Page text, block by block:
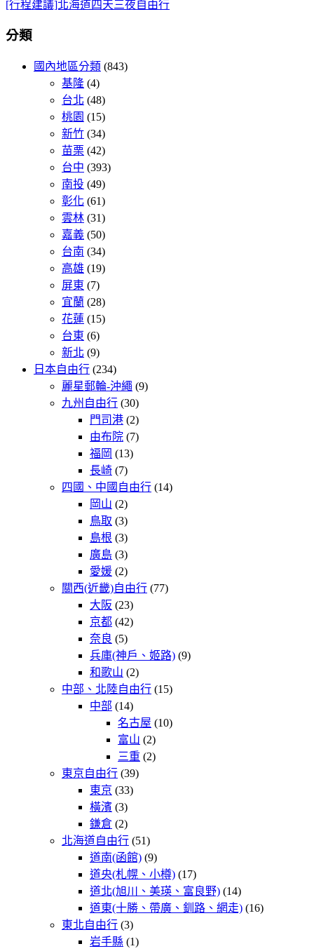
[行程建議]北海道四天三夜自由行
分類
國內地區分類 (843)
基隆 (4)
台北 (48)
桃園 (15)
新竹 (34)
苗栗 (42)
台中 (393)
南投 (49)
彰化 (61)
雲林 (31)
嘉義 (50)
台南 (34)
高雄 (19)
屏東 (7)
宜蘭 (28)
花蓮 (15)
台東 (6)
新北 (9)
日本自由行 (234)
麗星郵輪-沖繩 (9)
九州自由行 (30)
門司港 (2)
由布院 (7)
福岡 (13)
長崎 (7)
四國、中國自由行 (14)
岡山 (2)
鳥取 (3)
島根 (3)
廣島 (3)
愛媛 (2)
關西(近畿)自由行 (77)
大阪 (23)
京都 (42)
奈良 (5)
兵庫(神戶、姬路) (9)
和歌山 (2)
中部、北陸自由行 (15)
中部 (14)
名古屋 (10)
富山 (2)
三重 (2)
東京自由行 (39)
東京 (33)
橫濱 (3)
鎌倉 (2)
北海道自由行 (51)
道南(函館) (9)
道央(札幌、小樽) (17)
道北(旭川、美瑛、富良野) (14)
道東(十勝、帶廣、釧路、網走) (16)
東北自由行 (3)
岩手縣 (1)